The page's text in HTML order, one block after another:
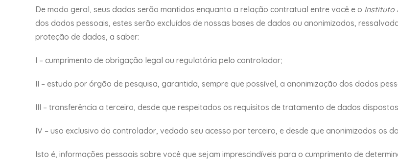
De modo geral, seus dados serão mantidos enquanto a relação contratual entre você e o Instituto
dos dados pessoais, estes serão excluídos de nossas bases de dados ou anonimizados,
proteção de dados, a saber:
I – cumprimento de obrigação legal ou regulatória pelo controlador;
II – estudo por órgão de pesquisa, garantida, sempre que possível, a anonimização dos dados
III – transferência a terceiro, desde que respeitados os requisitos de tratamento de dados
IV – uso exclusivo do controlador, vedado seu acesso por terceiro, e desde que anonimizados os
Isto é, informações pessoais sobre você que sejam imprescindíveis para o cumprimento de